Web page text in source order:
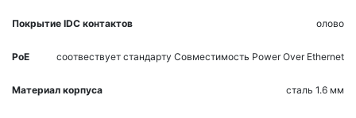
Покрытие IDC контактов олово
PoE соотвествует стандарту Совместимость Power Over Ethernet
Материал корпуса сталь 1.6 мм